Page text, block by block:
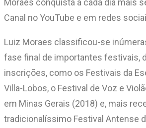
Moraes conquista a cada dia mais
Canal no YouTube e em redes
Luiz Moraes classificou-se
fase final de importantes festivais,
inscrições, como os Festivais da
Villa-Lobos, o Festival de Voz e
em Minas Gerais (2018) e, mais
tradicionalíssimo Festival Antense